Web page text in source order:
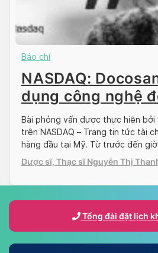
Báo chí
NASDAQ:
dụng công nghệ
bệnh nhân với
Bài phỏng vấn được thực hiện
trên NASDAQ – Trang tin tức tài
hàng đầu tại Mỹ. Từ trước đến
khoẻ vẫn chưa thể hoạt động hiệu
còn tồn tại như chen lấn xếp
Dược sĩ, Thạc sĩ Nguyễn Thị
Tổng đài đặt lịch